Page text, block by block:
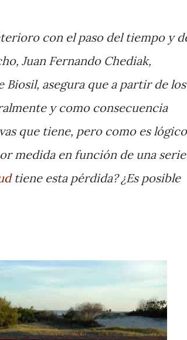
con el paso del tiempo y
Juan Fernando Chediak,
Biosil, asegura quea partir de los
y como consecuencia
que tiene, pero como es
medida en función de una serie
tiene esta pérdida? ¿Es posible